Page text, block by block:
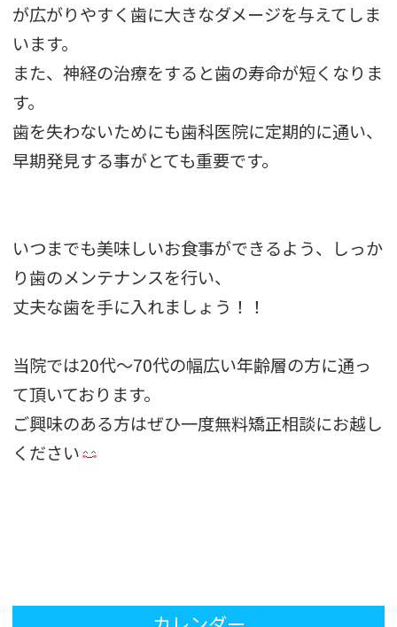
が広がりやすく歯に大きなダメージを与えてしま
います。
また、神経の治療をすると歯の寿命が短くなりま
す。
歯を失わないためにも歯科医院に定期的に通い、
早期発見する事がとても重要です。
いつまでも美味しいお食事ができるよう、しっか
り歯のメンテナンスを行い、
丈夫な歯を手に入れましょう！！
当院では20代～70代の幅広い年齢層の方に通っ
て頂いております。
ご興味のある方はぜひ一度無料矯正相談にお越し
ください